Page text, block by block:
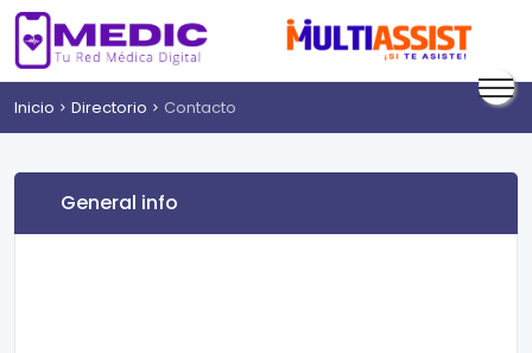
Inicio Directorio Contacto
General info